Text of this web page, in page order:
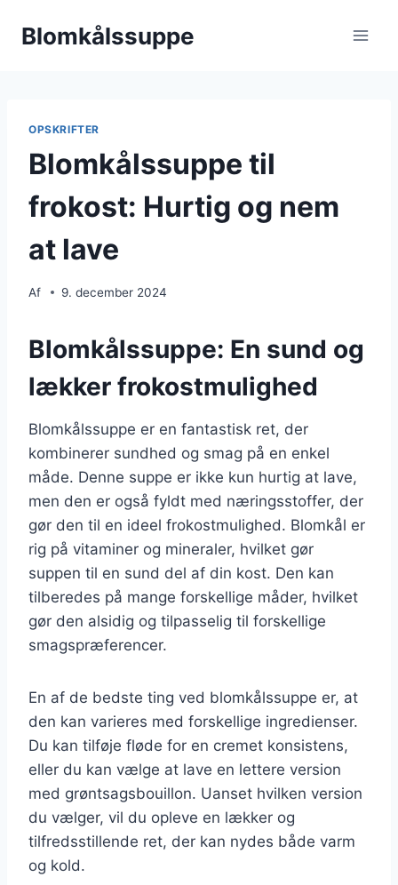
Blomkålssuppe
OPSKRIFTER
Blomkålssuppe til
frokost: Hurtig og nem
at lave
Af 9. december 2024
Blomkålssuppe: En sund og
lækker frokostmulighed
Blomkålssuppe er en fantastisk ret, der
kombinerer sundhed og smag på en enkel
måde. Denne suppe er ikke kun hurtig at lave,
men den er også fyldt med næringsstoffer, der
gør den til en ideel frokostmulighed. Blomkål er
rig på vitaminer og mineraler, hvilket gør
suppen til en sund del af din kost. Den kan
tilberedes på mange forskellige måder, hvilket
gør den alsidig og tilpasselig til forskellige
smagspræferencer.
En af de bedste ting ved blomkålssuppe er, at
den kan varieres med forskellige ingredienser.
Du kan tilføje fløde for en cremet konsistens,
eller du kan vælge at lave en lettere version
med grøntsagsbouillon. Uanset hvilken version
du vælger, vil du opleve en lækker og
tilfredsstillende ret, der kan nydes både varm
og kold.